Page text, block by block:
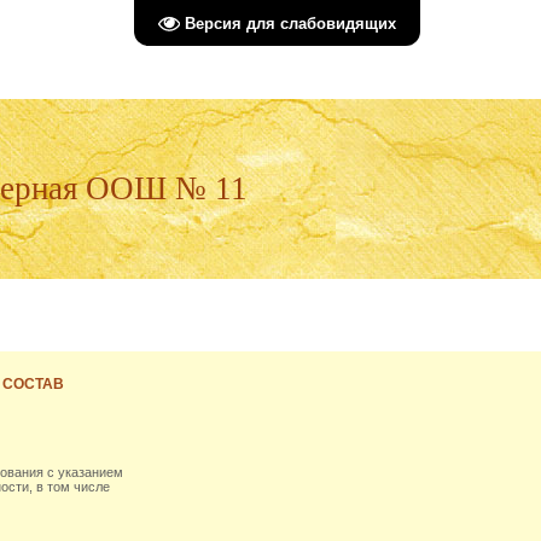
Версия для слабовидящих
ООШ № 11
с указанием
в том числе